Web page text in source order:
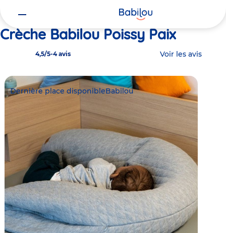
Crèche Babilou Poissy Paix
4,5/5-4 avis Voir les avis
Dernière place disponibleBabilou